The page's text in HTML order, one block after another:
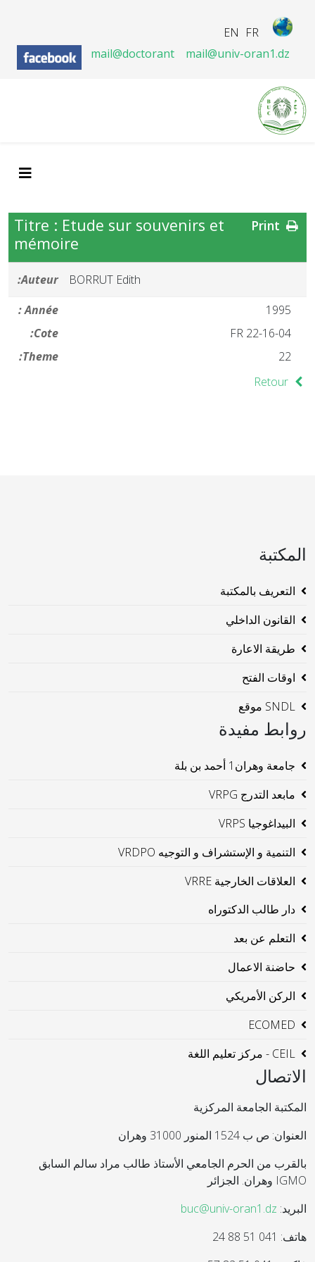
FR
EN
mail@doctorant
mail@univ-oran1.dz
Titre : Etude sur souvenirs et
mémoire
Auteur:
BORRUT Edith
Année :
1995
Cote:
FR 22-16-04
Theme:
22
Retour
المكتبة
التعريف بالمكتبة
القانون الداخلي
طريقة الاعارة
اوقات الفتح
SNDL موقع
روابط مفيدة
جامعة وهران1 أحمد بن بلة
مابعد التدرج VRPG
البيداغوجيا VRPS
التنمية و الإستشراف و التوجيه VRDPO
العلاقات الخارجية VRRE
دار طالب الدكتوراه
التعلم عن بعد
حاضنة الاعمال
الركن الأمريكي
ECOMED
CEIL - مركز تعليم اللغة
الاتصال
المكتبة الجامعة المركزية
العنوان: ص ب 1524 المنور 31000 وهران
بالقرب من الحرم الجامعي الأستاذ طالب مراد سالم السابق
IGMO وهران. الجزائر
البريد: buc@univ-oran1.dz
هاتف: 041 51 88 24